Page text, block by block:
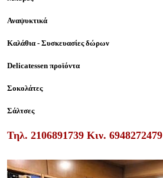
Αναψυκτικά
Καλάθια - Συσκευασίες δώρων
Delicatessen προϊόντα
Σοκολάτες
Σάλτσες
Τηλ. 2106891739 Κιν. 6948272479